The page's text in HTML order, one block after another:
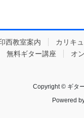
西教室案内 カリキ
無料ギター講座 オ
Copyright © ギタ
Powered